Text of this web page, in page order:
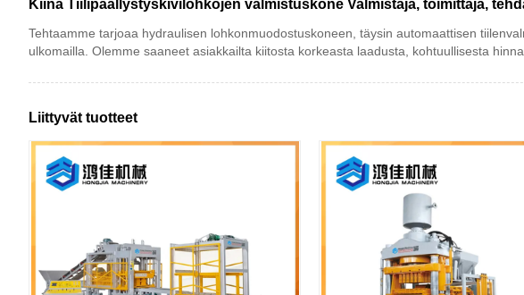
Kiina Tiilipäällystyskivilohkojen valmistuskone Valmistaja, toimittaja,
Tehtaamme tarjoaa hydraulisen lohkonmuodostuskoneen, täysin automaattisen
ulkomailla. Olemme saaneet asiakkailta kiitosta korkeasta laadusta, kohtuullisesta
Liittyvät tuotteet